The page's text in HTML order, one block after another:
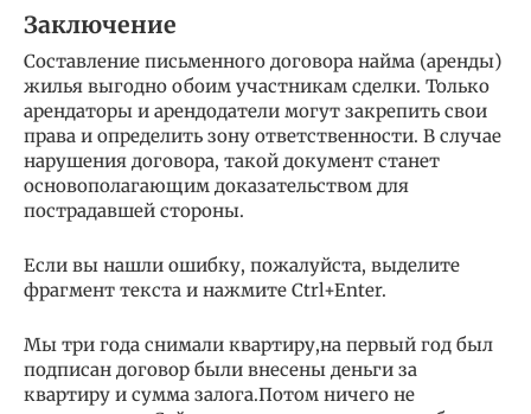
Заключение
Составление письменного договора найма (аренды)
жилья выгодно обоим участникам сделки. Только
арендаторы и арендодатели могут закрепить свои
права и определить зону ответственности. В случае
нарушения договора, такой документ станет
основополагающим доказательством для
пострадавшей стороны.
Если вы нашли ошибку, пожалуйста, выделите
фрагмент текста и нажмите Ctrl+Enter.
Мы три года снимали квартиру,на первый год был
подписан договор были внесены деньги за
квартиру и сумма залога.Потом ничего не